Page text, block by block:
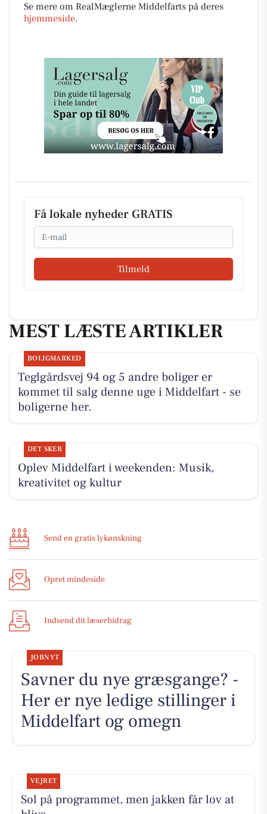
Se mere om RealMæglerne Middelfarts på deres
hjemmeside.
Få lokale nyheder GRATIS
Email
Tilmeld
MEST LÆSTE ARTIKLER
BOLIGMARKED
Teglgårdsvej 94 og 5 andre boliger er
kommet til salg denne uge i Middelfart - se
boligerne her.
DET SKER
Oplev Middelfart i weekenden: Musik,
kreativitet og kultur
Send en gratis lykønskning
Opret mindeside
Indsend dit læserbidrag
JOBNYT
Savner du nye græsgange? -
Her er nye ledige stillinger i
Middelfart og omegn
VEJRET
Sol på programmet, men jakken får lov at